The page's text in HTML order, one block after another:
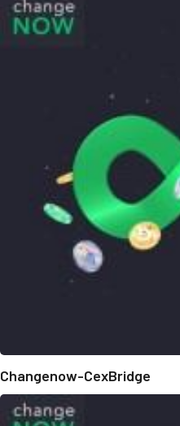
Changenow-CexBridge